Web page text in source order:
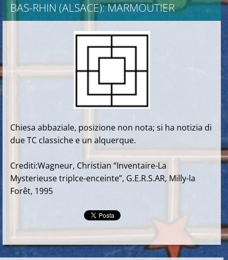
BAS-RHIN (ALSACE): MARMOUTIER
Chiesa abbaziale, posizione non nota; si ha notizia di
due TC classiche e un alquerque.
Crediti:Wagneur, Christian “Inventaire-La
Mysterieuse triplce-enceinte”, G.E.R.S.AR, Milly-la
Forêt, 1995